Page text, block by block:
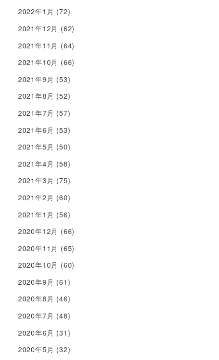
2022年1月 (72)
2021年12月 (62)
2021年11月 (64)
2021年10月 (66)
2021年9月 (53)
2021年8月 (52)
2021年7月 (57)
2021年6月 (53)
2021年5月 (50)
2021年4月 (58)
2021年3月 (75)
2021年2月 (60)
2021年1月 (56)
2020年12月 (66)
2020年11月 (65)
2020年10月 (60)
2020年9月 (61)
2020年8月 (46)
2020年7月 (48)
2020年6月 (31)
2020年5月 (32)